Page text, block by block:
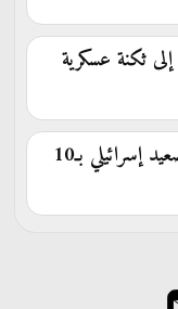
ثكنة عسكرية
اقتحامات واعتقالات وسرقة أغنام .. تصعيد إسرائيلي بـ10